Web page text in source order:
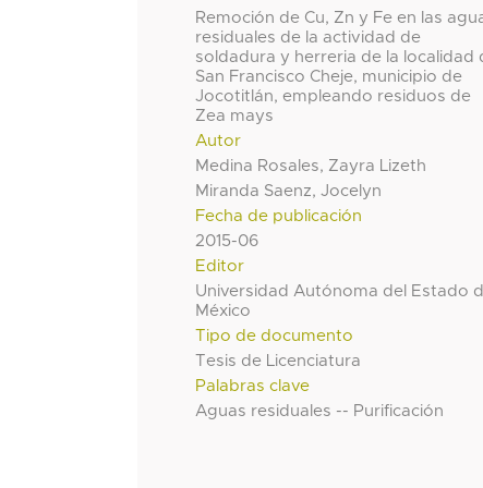
Remoción de Cu, Zn y Fe en las
residuales de la actividad de
soldadura y herreria de la localidad
San Francisco Cheje, municipio de
Jocotitlán, empleando residuos de
Zea mays
Autor
Medina Rosales, Zayra Lizeth
Miranda Saenz, Jocelyn
Fecha de publicación
2015-06
Editor
Universidad Autónoma del Estado
México
Tipo de documento
Tesis de Licenciatura
Palabras clave
Aguas residuales -- Purificación